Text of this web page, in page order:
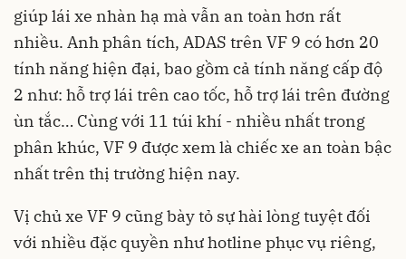
giúp lái xe nhàn hạ mà vẫn an toàn hơn rất
nhiều. Anh phân tích, ADAS trên VF 9 có hơn 20
tính năng hiện đại, bao gồm cả tính năng cấp độ
2 như: hỗ trợ lái trên cao tốc, hỗ trợ lái trên đường
ùn tắc… Cùng với 11 túi khí - nhiều nhất trong
phân khúc, VF 9 được xem là chiếc xe an toàn bậc
nhất trên thị trường hiện nay.
Vị chủ xe VF 9 cũng bày tỏ sự hài lòng tuyệt đối
với nhiều đặc quyền như hotline phục vụ riêng,